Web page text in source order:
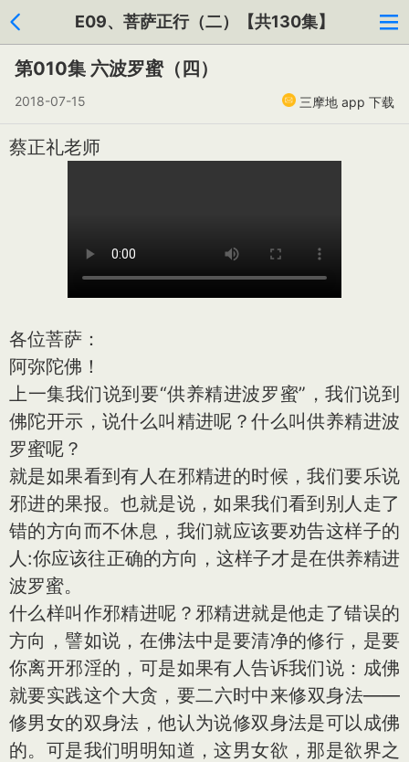
E09、菩萨正行（二）【共130集】
第010集 六波罗蜜（四）
2018-07-15 三摩地 app 下载
蔡正礼老师
各位菩萨：
阿弥陀佛！
上一集我们说到要“供养精进波罗蜜”，我们说到
佛陀开示，说什么叫精进呢？什么叫供养精进波
罗蜜呢？
就是如果看到有人在邪精进的时候，我们要乐说
邪进的果报。也就是说，如果我们看到别人走了
错的方向而不休息，我们就应该要劝告这样子的
人:你应该往正确的方向，这样子才是在供养精进
波罗蜜。
什么样叫作邪精进呢？邪精进就是他走了错误的
方向，譬如说，在佛法中是要清净的修行，是要
你离开邪淫的，可是如果有人告诉我们说：成佛
就要实践这个大贪，要二六时中来修双身法——
修男女的双身法，他认为说修双身法是可以成佛
的。可是我们明明知道，这男女欲，那是欲界之